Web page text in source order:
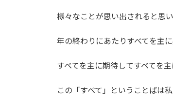
様々なことが思い出されると思い
年の終わりにあたりすべてを主に
すべてを主に期待してすべてを
この「すべて」ということばは